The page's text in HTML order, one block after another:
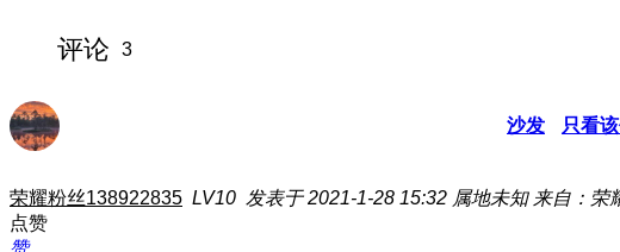
评论 3
沙发 只看
荣耀粉丝138922835 LV10 发表于 2021-1-28 15:32 属地未知 来自：荣
点赞
赞